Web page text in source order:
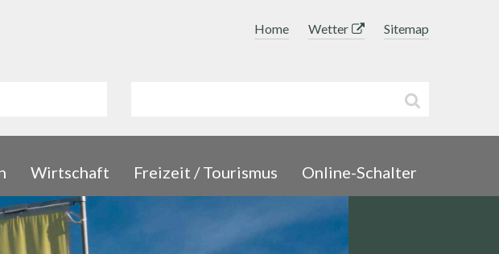
Topnavigation
Home Wetter Sitemap
Wirtschaft Freizeit / Tourismus Online-Schalter